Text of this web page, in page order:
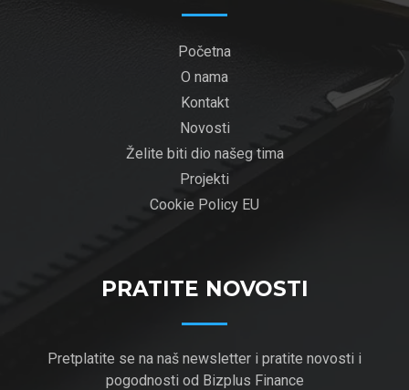
Početna
O nama
Kontakt
Novosti
Želite biti dio našeg tima
Projekti
Cookie Policy EU
PRATITE NOVOSTI
Pretplatite se na naš newsletter i pratite novosti i
pogodnosti od Bizplus Finance